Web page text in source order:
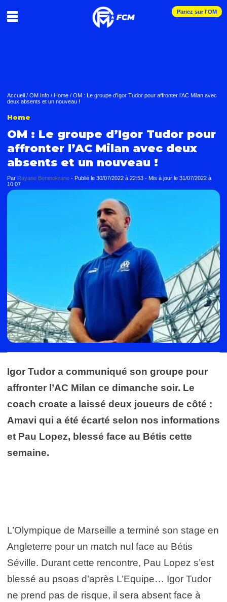
Pariez sur l'OM
Accueil / OM Info / Home / OM : Le groupe d’Igor Tudor pour affronter l’AC Milan avec
deux absents et un nouveau !
Home
OM : Le groupe d’Igor Tudor pour
affronter l’AC Milan avec deux
absents et un nouveau !
Par Rayane Benmokrane - Publié le 30/07/2022 à 22:53 - Mis à jour le 31/07/2022 à
10:07
Igor Tudor a communiqué son groupe pour
affronter l’AC Milan ce dimanche soir. Le
coach croate a laissé deux joueurs de côté :
Amavi qui a été écarté selon nos informations
et Pau Lopez, blessé face au Bétis cette
semaine.
L’Olympique de Marseille a terminé son stage en
Angleterre pour un match nul face au Bétis
Séville. Durant cette rencontre, Pau Lopez s’est
blessé au psoas d’après L’Equipe… Igor Tudor
ne prend pas de risque, il sera absent face à